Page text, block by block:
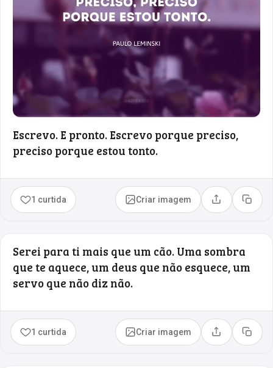
Escrevo. E pronto. Escrevo porque preciso,
preciso porque estou tonto.
1 curtida Criar imagem Compartilhar
Copiar
Serei para ti mais que um cão. Uma sombra
que te aquece, um deus que não esquece, um
servo que não diz não.
1 curtida Criar imagem Compartilhar
Copiar